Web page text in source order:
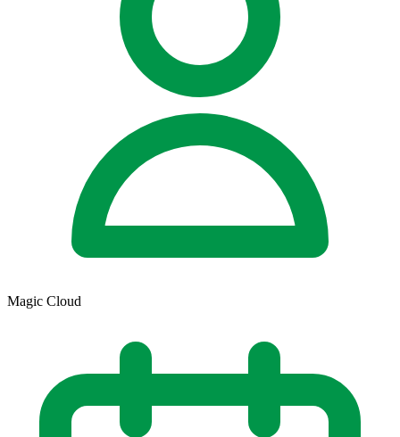
Magic Cloud